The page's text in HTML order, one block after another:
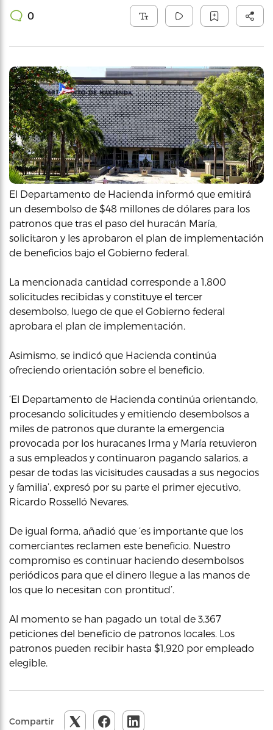
0
El Departamento de Hacienda informó que emitirá
un desembolso de $48 millones de dólares para los
patronos que tras el paso del huracán María,
solicitaron y les aprobaron el plan de implementación
de beneficios bajo el Gobierno federal.
La mencionada cantidad corresponde a 1,800
solicitudes recibidas y constituye el tercer
desembolso, luego de que el Gobierno federal
aprobara el plan de implementación.
Asimismo, se indicó que Hacienda continúa
ofreciendo orientación sobre el beneficio.
‘El Departamento de Hacienda continúa orientando,
procesando solicitudes y emitiendo desembolsos a
miles de patronos que durante la emergencia
provocada por los huracanes Irma y María retuvieron
a sus empleados y continuaron pagando salarios, a
pesar de todas las vicisitudes causadas a sus negocios
y familia’, expresó por su parte el primer ejecutivo,
Ricardo Rosselló Nevares.
De igual forma, añadió que ‘es importante que los
comerciantes reclamen este beneficio. Nuestro
compromiso es continuar haciendo desembolsos
periódicos para que el dinero llegue a las manos de
los que lo necesitan con prontitud’.
Al momento se han pagado un total de 3,367
peticiones del beneficio de patronos locales. Los
patronos pueden recibir hasta $1,920 por empleado
elegible.
Compartir